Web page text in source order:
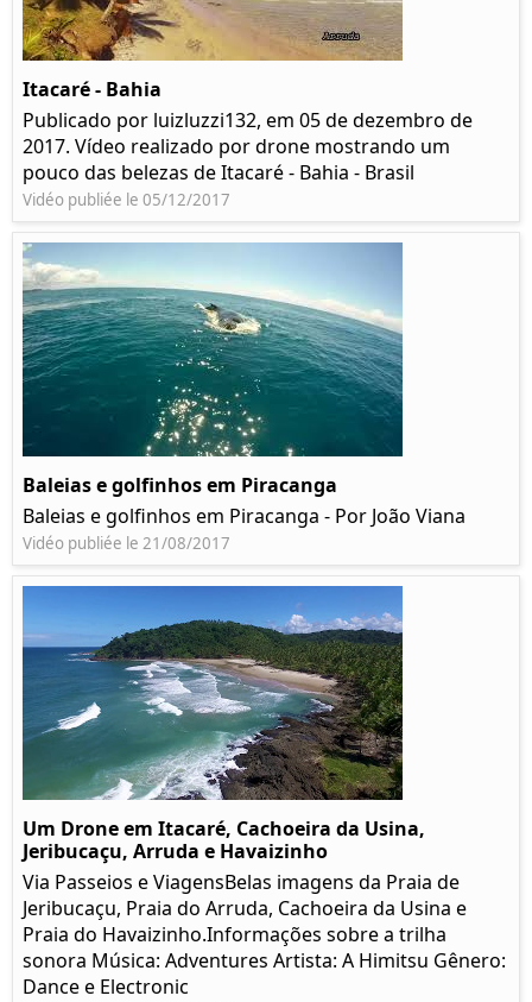
Itacaré - Bahia
Publicado por luizluzzi132, em 05 de dezembro de
2017. Vídeo realizado por drone mostrando um
pouco das belezas de Itacaré - Bahia - Brasil
Vidéo publiée le 05/12/2017
Baleias e golfinhos em Piracanga
Baleias e golfinhos em Piracanga - Por João Viana
Vidéo publiée le 21/08/2017
Um Drone em Itacaré, Cachoeira da Usina,
Jeribucaçu, Arruda e Havaizinho
Via Passeios e ViagensBelas imagens da Praia de
Jeribucaçu, Praia do Arruda, Cachoeira da Usina e
Praia do Havaizinho.Informações sobre a trilha
sonora Música: Adventures Artista: A Himitsu Gênero:
Dance e Electronic